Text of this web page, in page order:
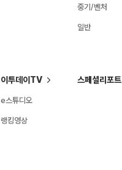
중기/벤처
일반
이투데이TV
e스튜디오
랭킹영상
스페셜리포트